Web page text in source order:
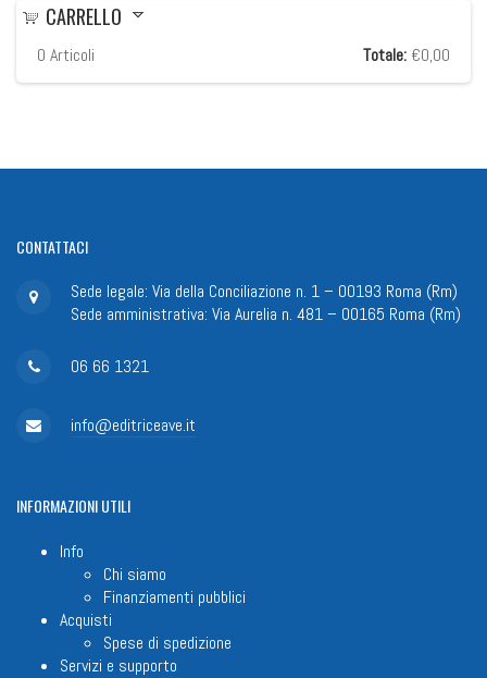
CARRELLO
0 Articoli Totale: €0,00
CONTATTACI
Sede legale: Via della Conciliazione n. 1 – 00193 Roma (Rm)
Sede amministrativa: Via Aurelia n. 481 – 00165 Roma (Rm)
06 66 1321
info@editriceave.it
INFORMAZIONIUTILI
Info
Chi siamo
Finanziamenti pubblici
Acquisti
Spese di spedizione
Servizi e supporto